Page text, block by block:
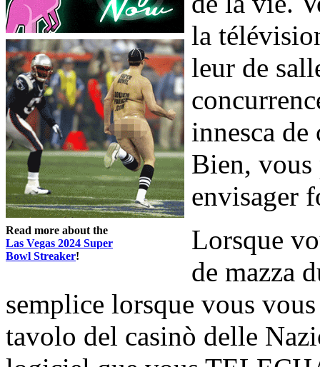
Read more about the
Las Vegas 2024 Super
Bowl Streaker!
la
leur de
innesca
Bien, vous
envisager
Lorsque
de mazza
semplice lorsque vous
tavolo del casinò delle